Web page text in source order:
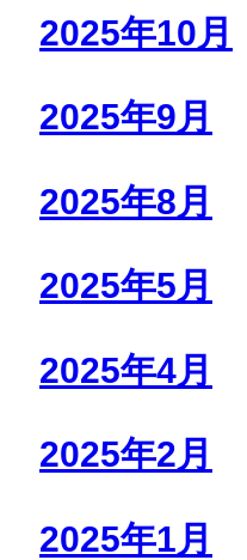
2025年10月
2025年9月
2025年8月
2025年5月
2025年4月
2025年2月
2025年1月